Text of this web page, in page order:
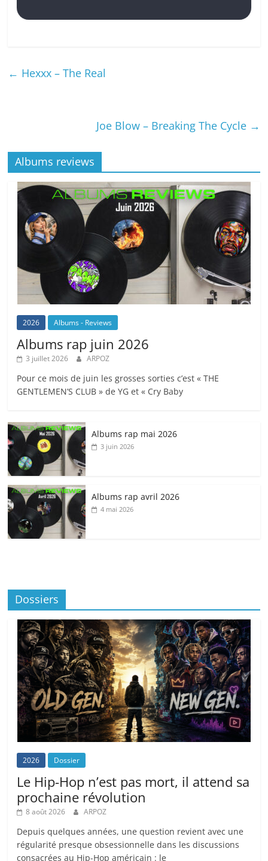
← Hexxx – The Real
Joe Blow – Breaking The Cycle →
Albums reviews
2026 Albums - Reviews
Albums rap juin 2026
3 juillet 2026 ARPOZ
Pour ce mois de juin les grosses sorties c’est « THE
GENTLEMEN’S CLUB » de YG et « Cry Baby
Albums rap mai 2026
3 juin 2026
Albums rap avril 2026
4 mai 2026
Dossiers
2026 Dossier
Le Hip-Hop n’est pas mort, il attend sa
prochaine révolution
8 août 2026 ARPOZ
Depuis quelques années, une question revient avec une
régularité presque obsessionnelle dans les discussions
consacrées au Hip-Hop américain : le